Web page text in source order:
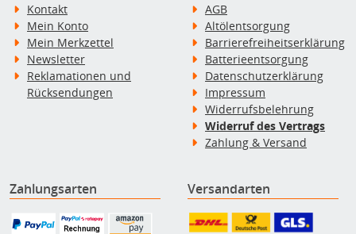
Kontakt
Mein Konto
Mein Merkzettel
Newsletter
Reklamationen und
Rücksendungen
AGB
Altölentsorgung
Barrierefreiheitserklärung
Batterieentsorgung
Datenschutzerklärung
Impressum
Widerrufsbelehrung
Widerruf des Vertrags
Zahlung & Versand
Zahlungsarten Versandarten